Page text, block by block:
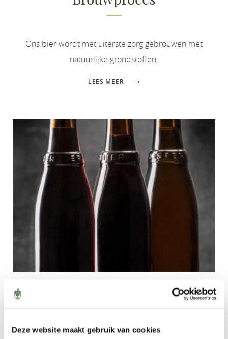
Deze website maakt gebruik van cookies
Ons bier wordt met uiterste zorg gebrouwen met
natuurlijke grondstoffen.
LEES MEER
_1001468.